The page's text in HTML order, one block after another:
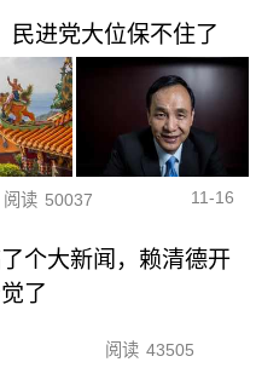
民进党大位保不住了
阅读 50037 11-16
个大新闻，赖清德开
了
阅读 43505